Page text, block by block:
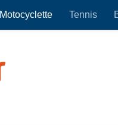
Motocyclette Tennis